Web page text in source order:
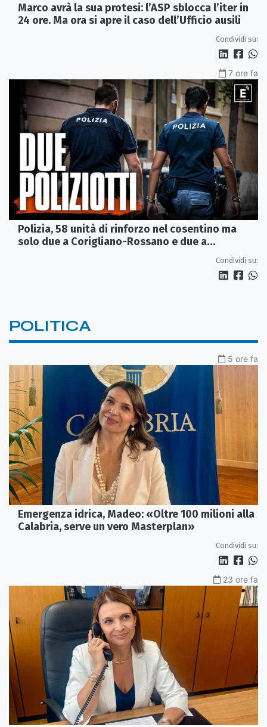
Marco avrà la sua protesi: l’ASP sblocca l’iter in
24 ore. Ma ora si apre il caso dell’Ufficio ausili
Condividi su:
7 ore fa
Polizia, 58 unità di rinforzo nel cosentino ma
solo due a Corigliano-Rossano e due a
Condividi su:
POLITICA
5 ore fa
Emergenza idrica, Madeo: «Oltre 100 milioni alla
Calabria, serve un vero Masterplan»
Condividi su:
23 ore fa